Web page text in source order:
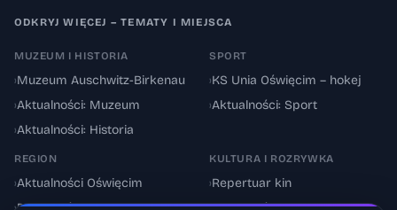
ODKRYJ WIĘCEJ – TEMATY I MIEJSCA
MUZEUM I HISTORIA
›Muzeum Auschwitz-Birkenau
›Aktualności: Muzeum
›Aktualności: Historia
SPORT
›KS Unia Oświęcim – hokej
›Aktualności: Sport
REGION
›Aktualności Oświęcim
KULTURA I ROZRYWKA
›Repertuar kin